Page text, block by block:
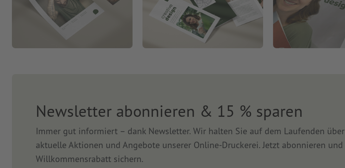
Newsletter abonnieren & 15 % sparen
Immer gut informiert – dank Newsletter. Wir halten Sie auf dem Laufenden über
aktuelle Aktionen und Angebote unserer Online-Druckerei. Jetzt abonnieren und
Willkommensrabatt sichern.